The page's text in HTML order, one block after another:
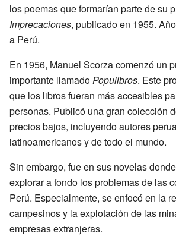
los poemas que formarían parte de su
Imprecaciones, publicado en 1955.
a Perú.
En 1956, Manuel Scorza comenzó un
importante llamadoPopulibros. Este
que los libros fueran más accesibles
personas. Publicó una gran colección
precios bajos, incluyendo autores
latinoamericanos y de todo el mundo.
Sin embargo, fue en sus novelas
explorar a fondo los problemas de las
Perú. Especialmente, se enfocó en la
campesinos y la explotación de las
empresas extranjeras.